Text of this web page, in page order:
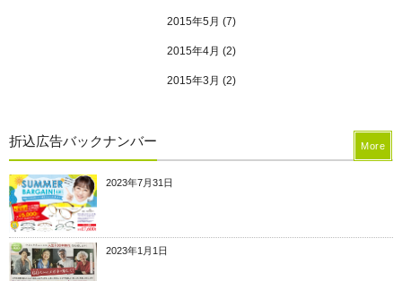
2015年5月 (7)
2015年4月 (2)
2015年3月 (2)
折込広告バックナンバー
2023年7月31日
2023年1月1日
More